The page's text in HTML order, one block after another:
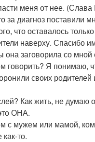
меня от нее.
за диагноз поставили
что оставалось
наверху. Спасибо
заговорила со
говорить? Я понимаю,
своих
Как жить, не думаю
ОНА.
с мужем или мамой,
то.